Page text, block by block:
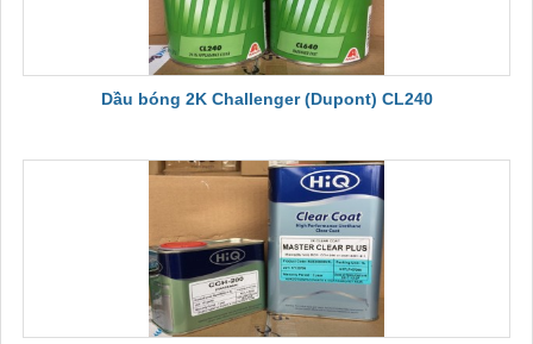
Dầu bóng 2K Challenger (Dupont) CL240